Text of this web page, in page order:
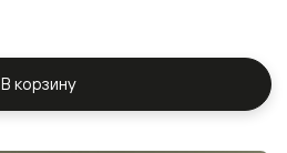
В корзину